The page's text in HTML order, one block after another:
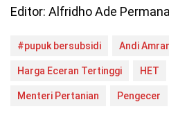
Editor: Alfridho Ade Permana
#pupuk bersubsidi Andi
Harga Eceran Tertinggi HET
Menteri Pertanian Pengecer